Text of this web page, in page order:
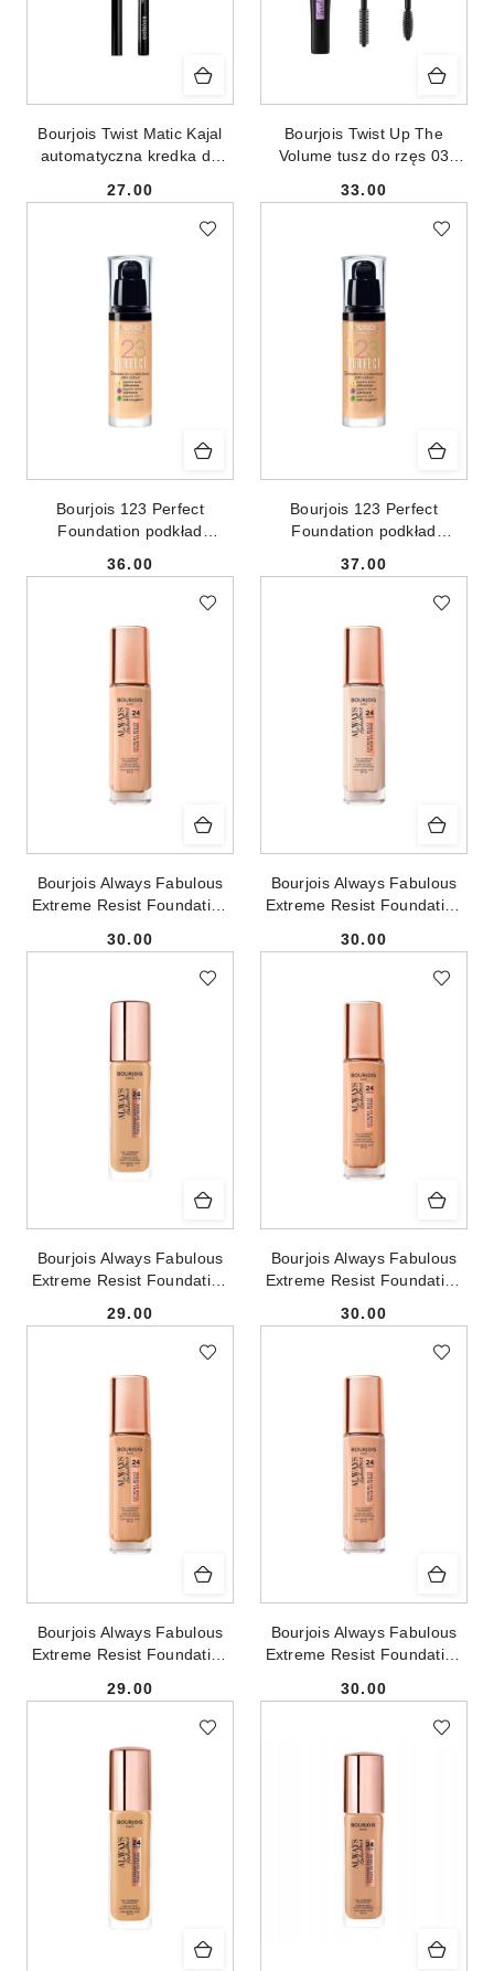
Bourjois Twist Matic Kajal
automatyczna kredka do
Cena:
27.00
Bourjois Twist Up The
Volume tusz do rzęs 03
Cena:
33.00
Bourjois 123 Perfect
Foundation podkład
30mlCena:
36.00
Bourjois 123 Perfect
Foundation podkład
Beige 30ml
Cena:
37.00
Bourjois Always Fabulous
Extreme Resist Foundation
twarzy 100 Rose Ivory 30ml
Cena:
30.00
Bourjois Always Fabulous
Extreme Resist Foundation
twarzy 115 Golden Ivory
Cena:
30.00
Bourjois Always Fabulous
Extreme Resist Foundation
twarzy 125 Ivory 30ml
Cena:
29.00
Bourjois Always Fabulous
Extreme Resist Foundation
twarzy 200 Rose Vanilla
Cena:
30.00
Bourjois Always Fabulous
Extreme Resist Foundation
twarzy 210 Vanilla 30ml
Cena:
29.00
Bourjois Always Fabulous
Extreme Resist Foundation
twarzy 300 Rose Sand 30ml
Cena:
30.00